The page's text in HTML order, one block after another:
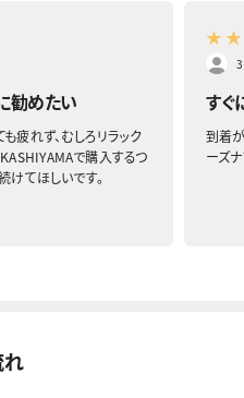
勧めたい
疲れず、むしろリラック
で購入するつ
けてほしいです。
★ ★
すぐ
到着
ーズ
れ